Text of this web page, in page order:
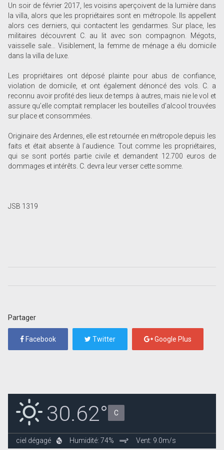
Un soir de février 2017, les voisins aperçoivent de la lumière dans
la villa, alors que les propriétaires sont en métropole. Ils appellent
alors ces derniers, qui contactent les gendarmes. Sur place, les
militaires découvrent C. au lit avec son compagnon. Mégots,
vaisselle sale… Visiblement, la femme de ménage a élu domicile
dans la villa de luxe.
Les propriétaires ont déposé plainte pour abus de confiance,
violation de domicile, et ont également dénoncé des vols. C. a
reconnu avoir profité des lieux de temps à autres, mais nie le vol et
assure qu’elle comptait remplacer les bouteilles d’alcool trouvées
sur place et consommées.
Originaire des Ardennes, elle est retournée en métropole depuis les
faits et était absente à l’audience. Tout comme les propriétaires,
qui se sont portés partie civile et demandent 12.700 euros de
dommages et intérêts. C. devra leur verser cette somme.
JSB 1319
Partager
Facebook Twitter Google Plus
30.62° C
ciel dégagé Humidité: 74% Vent: 9.0m/s